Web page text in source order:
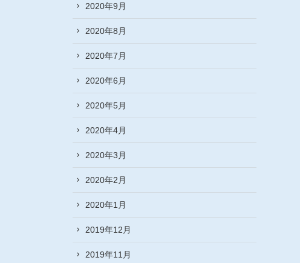
2020年9月
2020年8月
2020年7月
2020年6月
2020年5月
2020年4月
2020年3月
2020年2月
2020年1月
2019年12月
2019年11月